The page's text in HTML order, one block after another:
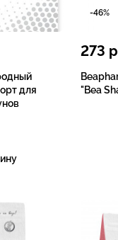
для
-46%
273
"Bea